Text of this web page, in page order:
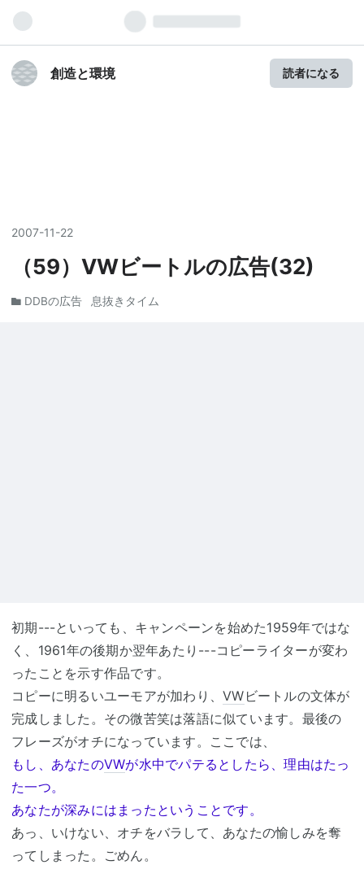
創造と環境 読者になる
2007-11-22
（59）VWビートルの広告(32)
DDBの広告 息抜きタイム
初期---といっても、キャンペーンを始めた1959年ではな
く、1961年の後期か翌年あたり---コピーライターが変わ
ったことを示す作品です。
コピーに明るいユーモアが加わり、 VW ビートルの文体が
完成しました。その微苦笑は落語に似ています。最後の
フレーズがオチになっています。ここでは、
もし、あなたのVWが水中でパテるとしたら、理由はたっ
た一つ。
あなたが深みにはまったということです。
あっ、いけない、オチをバラして、あなたの愉しみを奪
ってしまった。ごめん。